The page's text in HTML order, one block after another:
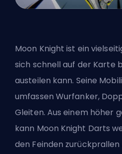
Moon Knight ist ein
sich schnell auf der Karte
austeilen kann. Seine
umfassen Wurfanker,
Gleiten. Aus einem höher
kann Moon Knight Darts
den Feinden